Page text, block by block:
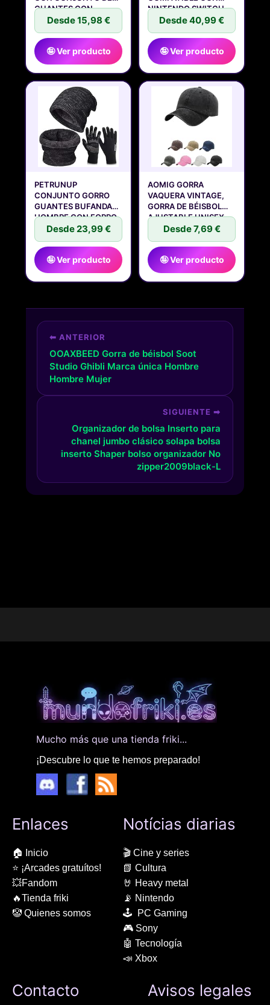
GUANTES CON
PANTALLA
Desde 15,98 €
🤪 Ver producto
NINTENDO SWITCH
Desde 40,99 €
🤪 Ver producto
PETRUNUP
CONJUNTO GORRO
GUANTES BUFANDA
HOMBRE CON FORRO
POLAR
Desde 23,99 €
🤪 Ver producto
AOMIG GORRA
VAQUERA VINTAGE,
GORRA DE BÉISBOL
AJUSTABLE UNISEX,
Desde 7,69 €
🤪 Ver producto
⬅ ANTERIOR
OOAXBEED Gorra de béisbol Soot
Studio Ghibli Marca única Hombre
Hombre Mujer
SIGUIENTE ➡
Organizador de bolsa Inserto para
chanel jumbo clásico solapa bolsa
inserto Shaper bolso organizador No
zipper2009black-L
Mucho más que una tienda friki...
¡Descubre lo que te hemos preparado!
Enlaces
🏠 Inicio
⭐ ¡Arcades gratuítos!
💥Fandom
🔥Tienda friki
🤡 Quienes somos
Notícias diarias
🎬 Cine y series
📗 Cultura
🤘 Heavy metal
📡 Nintendo
🕹 PC Gaming
🎮 Sony
🤖 Tecnología
📣 Xbox
Contacto Avisos legales